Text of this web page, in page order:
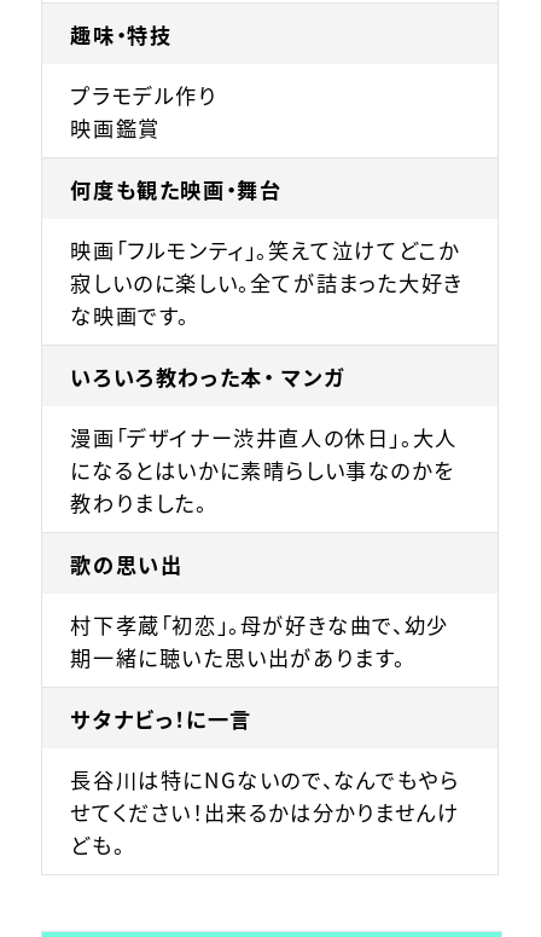
趣味・特技
プラモデル作り
映画鑑賞
何度も観た映画・舞台
映画「フルモンティ」。笑えて泣けてどこか
寂しいのに楽しい。全てが詰まった大好き
な映画です。
いろいろ教わった本・ マンガ
漫画「デザイナー渋井直人の休日」。大人
になるとはいかに素晴らしい事なのかを
教わりました。
歌の思い出
村下孝蔵「初恋」。母が好きな曲で、幼少
期一緒に聴いた思い出があります。
サタナビっ！に一言
長谷川は特にNGないので、なんでもやら
せてください！出来るかは分かりませんけ
ども。